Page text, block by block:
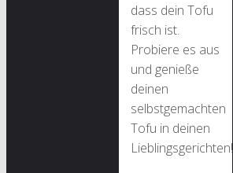
dass dein Tofu
frisch ist.
Probiere es aus
und genieße
deinen
selbstgemachten
Tofu in deinen
Lieblingsgerichten!